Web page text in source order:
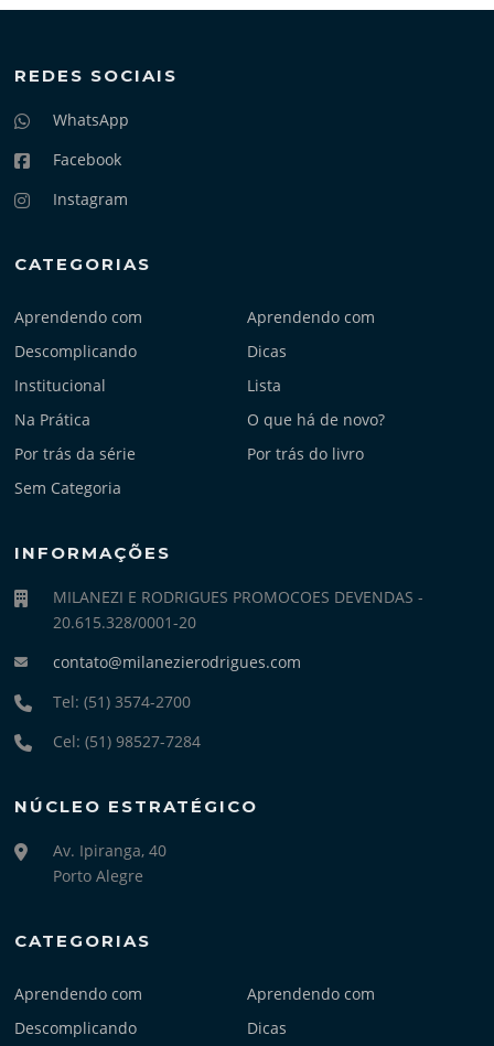
REDES SOCIAIS
WhatsApp
Facebook
Instagram
CATEGORIAS
Aprendendo com
Aprendendo com
Descomplicando
Dicas
Institucional
Lista
Na Prática
O que há de novo?
Por trás da série
Por trás do livro
Sem Categoria
INFORMAÇÕES
MILANEZI E RODRIGUES PROMOCOES DEVENDAS -
20.615.328/0001-20
contato@milanezierodrigues.com
Tel: (51) 3574-2700
Cel: (51) 98527-7284
NÚCLEO ESTRATÉGICO
Av. Ipiranga, 40
Porto Alegre
CATEGORIAS
Aprendendo com
Aprendendo com
Descomplicando
Dicas